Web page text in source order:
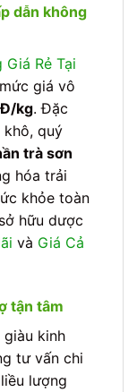
dẫn không
Rẻ Tại
giá vô
kg. Đặc
khô, quý
trà sơn
hóa trải
khỏe toàn
hữu dược
và Giá Cả
tận tâm
kinh
tư vấn chi
lượng